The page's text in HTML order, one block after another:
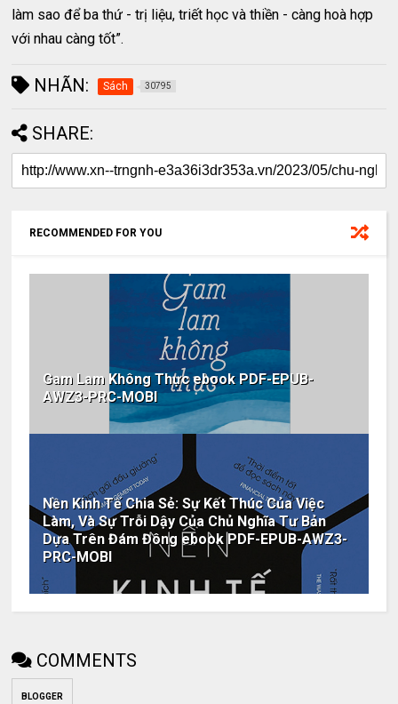
làm sao để ba thứ - trị liệu, triết học và thiền - càng hoà hợp
với nhau càng tốt”.
NHÃN: Sách 30795
SHARE:
RECOMMENDED FOR YOU
Gam Lam Không Thực ebook PDF-EPUB-
AWZ3-PRC-MOBI
Nền Kinh Tế Chia Sẻ: Sự Kết Thúc Của Việc
Làm, Và Sự Trỗi Dậy Của Chủ Nghĩa Tư Bản
Dựa Trên Đám Đông ebook PDF-EPUB-AWZ3-
PRC-MOBI
COMMENTS
BLOGGER